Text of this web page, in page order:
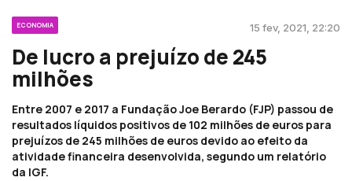
ECONOMIA 15 fev, 2021, 22:20
De lucro a prejuízo de 245
milhões
Entre 2007 e 2017 a Fundação Joe Berardo (FJP) passou de
resultados líquidos positivos de 102 milhões de euros para
prejuízos de 245 milhões de euros devido ao efeito da
atividade financeira desenvolvida, segundo um relatório
da IGF.